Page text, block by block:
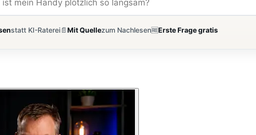
statt KI-Raterei📄Mit Quellezum Nachlesen🆓Erste Frage gratis